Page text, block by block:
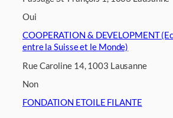
Oui
COOPERATION & DEVELOPMENT
entre la Suisse et le Monde)
Rue Caroline 14, 1003 Lausanne
Non
FONDATION ETOILE FILANTE